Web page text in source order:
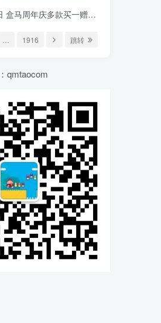
一，饿了么拆红包，建行30立减金，农行领10元刷卡金等
1916 跳转
qmtaocom